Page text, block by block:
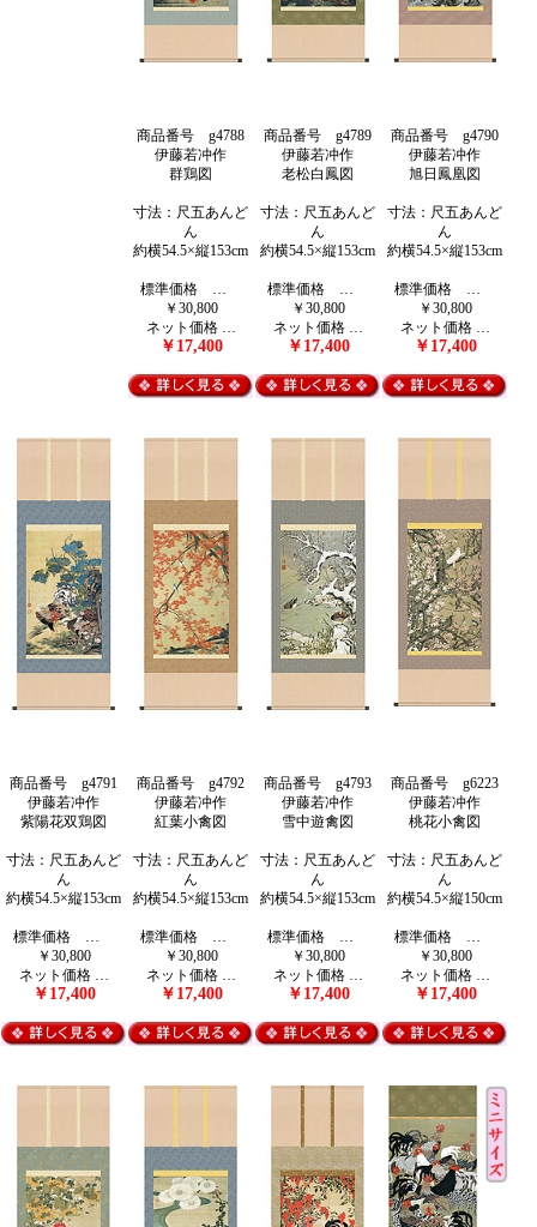
商品番号 g4788
伊藤若冲作
群鶏図
寸法：尺五あんど
ん
約横54.5×縦153cm
標準価格 …
￥30,800
ネット価格 …
￥17,400
商品番号 g4789
伊藤若冲作
老松白鳳図
寸法：尺五あんど
ん
約横54.5×縦153cm
標準価格 …
￥30,800
ネット価格 …
￥17,400
商品番号 g4790
伊藤若冲作
旭日鳳凰図
寸法：尺五あんど
ん
約横54.5×縦153cm
標準価格 …
￥30,800
ネット価格 …
￥17,400
商品番号 g4791
伊藤若冲作
紫陽花双鶏図
寸法：尺五あんど
ん
約横54.5×縦153cm
標準価格 …
￥30,800
ネット価格 …
￥17,400
商品番号 g4792
伊藤若冲作
紅葉小禽図
寸法：尺五あんど
ん
約横54.5×縦153cm
標準価格 …
￥30,800
ネット価格 …
￥17,400
商品番号 g4793
伊藤若冲作
雪中遊禽図
寸法：尺五あんど
ん
約横54.5×縦153cm
標準価格 …
￥30,800
ネット価格 …
￥17,400
商品番号 g6223
伊藤若冲作
桃花小禽図
寸法：尺五あんど
ん
約横54.5×縦150cm
標準価格 …
￥30,800
ネット価格 …
￥17,400